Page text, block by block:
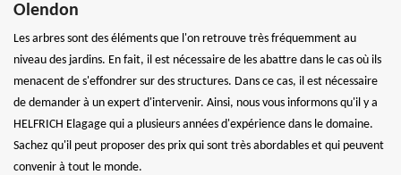
Olendon
Les arbres sont des éléments que l'on retrouve très fréquemment au
niveau des jardins. En fait, il est nécessaire de les abattre dans le cas où ils
menacent de s'effondrer sur des structures. Dans ce cas, il est nécessaire
de demander à un expert d'intervenir. Ainsi, nous vous informons qu'il y a
HELFRICH Elagage qui a plusieurs années d'expérience dans le domaine.
Sachez qu'il peut proposer des prix qui sont très abordables et qui peuvent
convenir à tout le monde.